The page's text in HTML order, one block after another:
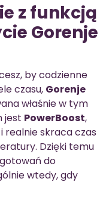
z funkcją
Gorenje
by codzienne
czasu, Gorenje
właśnie w tym
jest PowerBoost,
realnie skraca czas
Dzięki temu
do
wtedy, gdy